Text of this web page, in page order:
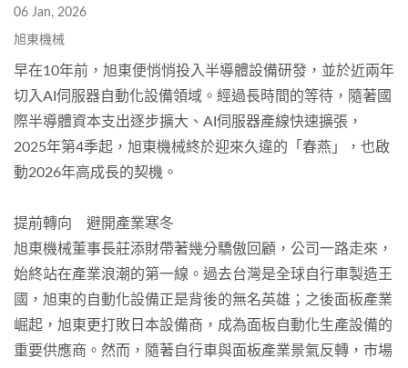
06 Jan, 2026
旭東機械
早在10年前，旭東便悄悄投入半導體設備研發，並於近兩年
切入AI伺服器自動化設備領域。經過長時間的等待，隨著國
際半導體資本支出逐步擴大、AI伺服器產線快速擴張，
2025年第4季起，旭東機械終於迎來久違的「春燕」，也啟
動2026年高成長的契機。
提前轉向 避開產業寒冬
旭東機械董事長莊添財帶著幾分驕傲回顧，公司一路走來，
始終站在產業浪潮的第一線。過去台灣是全球自行車製造王
國，旭東的自動化設備正是背後的無名英雄；之後面板產業
崛起，旭東更打敗日本設備商，成為面板自動化生產設備的
重要供應商。然而，隨著自行車與面板產業景氣反轉，市場